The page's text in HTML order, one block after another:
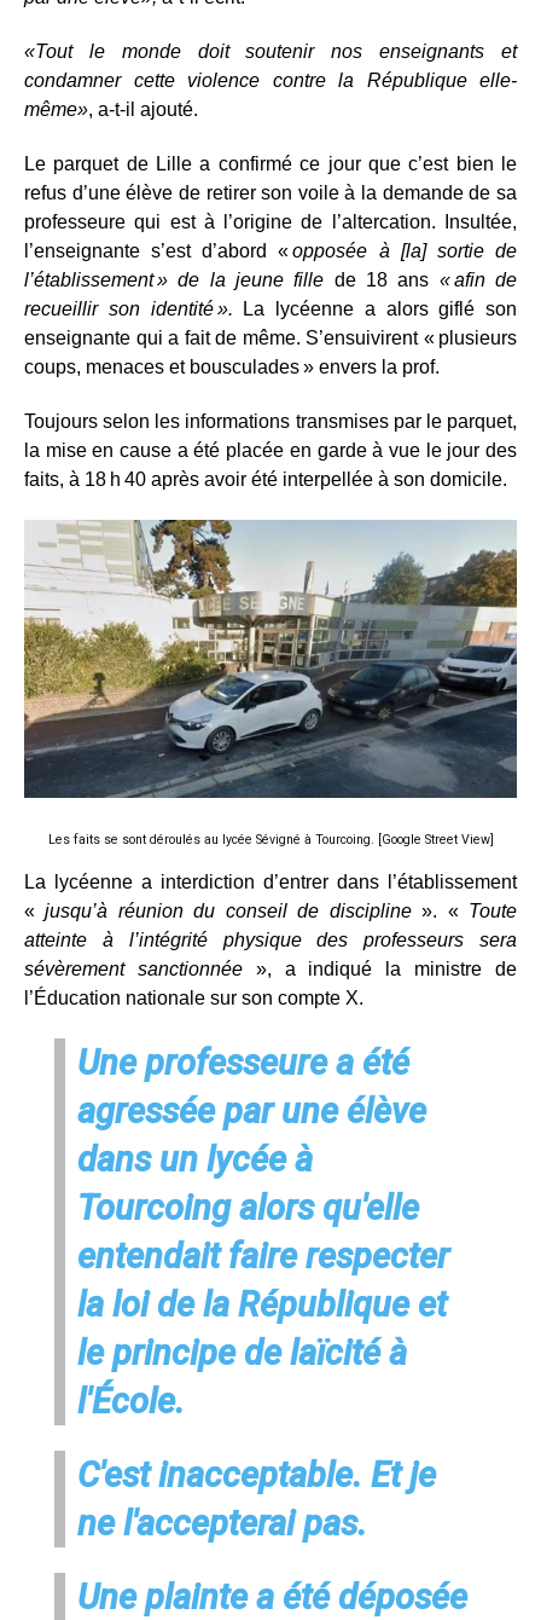
«Tout le monde doit soutenir nos enseignants et
condamner cette violence contre la République elle-
même», a-t-il ajouté.
Le parquet de Lille a confirmé ce jour que c’est bien le
refus d’une élève de retirer son voile à la demande de sa
professeure qui est à l’origine de l’altercation. Insultée,
l’enseignante s’est d’abord «opposée à [la] sortie de
l’établissement » de la jeune fille de 18 ans « afin de
recueillir son identité ». La lycéenne a alors giflé son
enseignante qui a fait de même. S’ensuivirent « plusieurs
coups, menaces et bousculades » envers la prof.
Toujours selon les informations transmises par le parquet,
la mise en cause a été placée en garde à vue le jour des
faits, à 18 h 40 après avoir été interpellée à son domicile.
Les faits se sont déroulés au lycée Sévigné à Tourcoing. [Google Street View]
La lycéenne a interdiction d’entrer dans l’établissement
« jusqu’à réunion du conseil de discipline». «Toute
atteinte à l’intégrité physique des professeurs sera
sévèrement sanctionnée », a indiqué la ministre de
l’Éducation nationale sur son compte X.
Une professeure a été
agressée par une élève
dans un lycée à
Tourcoing alors qu'elle
entendait faire respecter
la loi de la République et
le principe de laïcité à
l'École.
C'est inacceptable. Et je
ne l'accepterai pas.
Une plainte a été déposée